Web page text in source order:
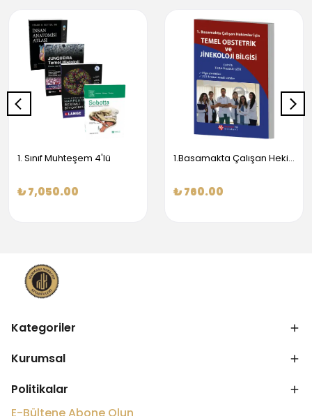
1. Sınıf Muhteşem 4'lü
₺ 7,050.00
1.Basamakta Çalışan Hekimler İçin Temel Obstetrik Ve Jinekoloji Bilgisi
₺ 760.00
Kategoriler
Kurumsal
Politikalar